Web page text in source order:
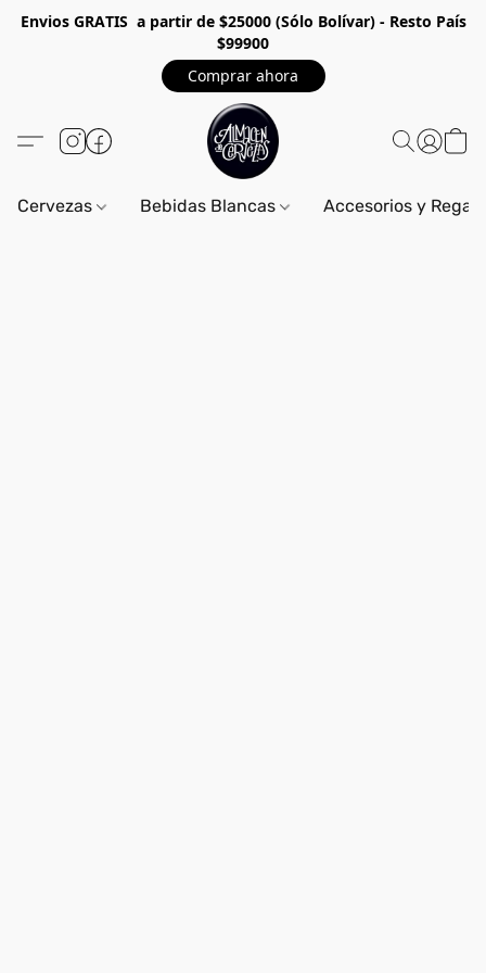
Envios GRATIS a partir de $25000 (Sólo Bolívar) - Resto País
$99900
Comprar ahora
Cervezas Bebidas Blancas Accesorios y